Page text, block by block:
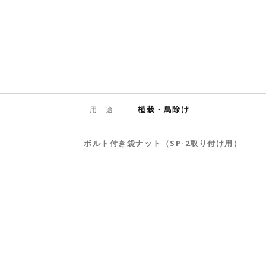
用 途 植栽・鳥除け
ボルト付き袋ナット（SP-2取り付け用）